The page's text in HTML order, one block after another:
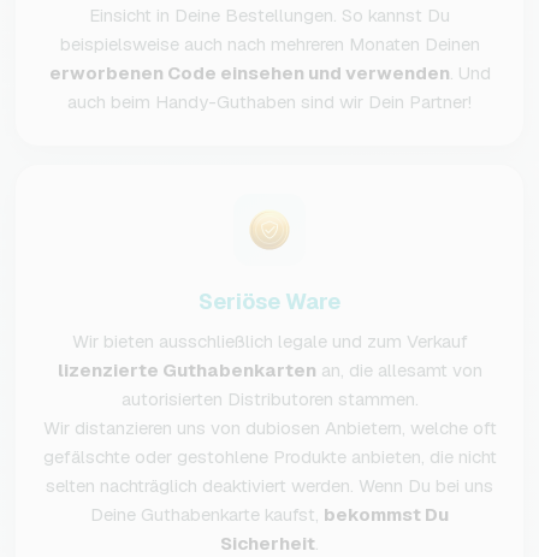
Einsicht in Deine Bestellungen. So kannst Du
beispielsweise auch nach mehreren Monaten Deinen
erworbenen Code einsehen und verwenden. Und
auch beim Handy-Guthaben sind wir Dein Partner!
Seriöse Ware
Wir bieten ausschließlich legale und zum Verkauf
lizenzierte Guthabenkarten an, die allesamt von
autorisierten Distributoren stammen.
Wir distanzieren uns von dubiosen Anbietern, welche oft
gefälschte oder gestohlene Produkte anbieten, die nicht
selten nachträglich deaktiviert werden. Wenn Du bei uns
Deine Guthabenkarte kaufst, bekommst Du
Sicherheit.